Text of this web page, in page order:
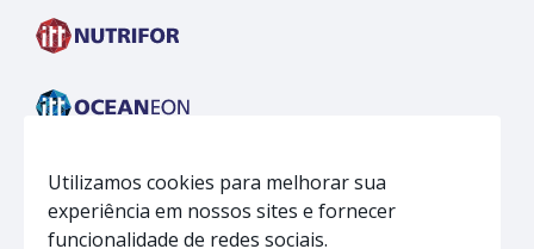
Utilizamos cookies para melhorar sua
experiência em nossos sites e fornecer
funcionalidade de redes sociais.